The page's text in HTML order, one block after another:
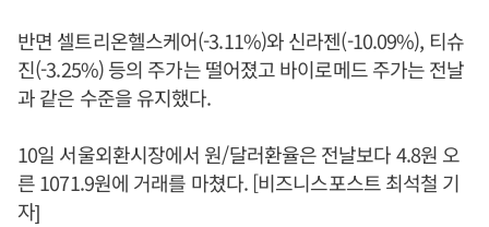
반면 셀트리온헬스케어(-3.11%)와 신라젠(-10.09%), 티슈
진(-3.25%) 등의 주가는 떨어졌고 바이로메드 주가는 전날
과 같은 수준을 유지했다.
10일 서울외환시장에서 원/달러환율은 전날보다 4.8원 오
른 1071.9원에 거래를 마쳤다. [비즈니스포스트 최석철 기
자]